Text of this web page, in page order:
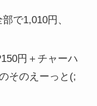
で1,010円、
円＋チャーハ
そのえーっと(;